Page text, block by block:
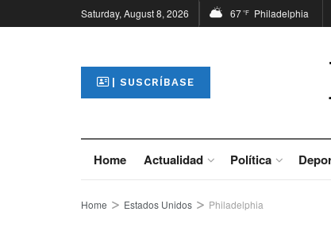
Saturday, August 8, 2026 67°F Philadelphia
| SUSCRÍBASE
Home Actualidad Política
Home Estados Unidos Philadelphia